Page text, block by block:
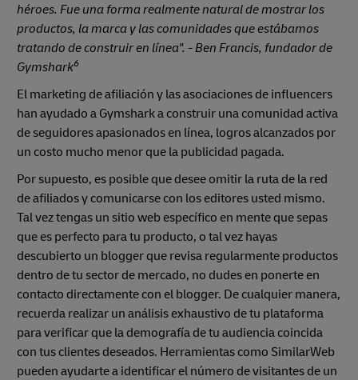
héroes. Fue una forma realmente natural de mostrar los
productos, la marca y las comunidades que estábamos
tratando de construir en línea". - Ben Francis, fundador de
Gymshark6
El marketing de afiliación y las asociaciones de influencers
han ayudado a Gymshark a construir una comunidad activa
de seguidores apasionados en línea, logros alcanzados por
un costo mucho menor que la publicidad pagada.
Por supuesto, es posible que desee omitir la ruta de la red
de afiliados y comunicarse con los editores usted mismo.
Tal vez tengas un sitio web específico en mente que sepas
que es perfecto para tu producto, o tal vez hayas
descubierto un blogger que revisa regularmente productos
dentro de tu sector de mercado, no dudes en ponerte en
contacto directamente con el blogger. De cualquier manera,
recuerda realizar un análisis exhaustivo de tu plataforma
para verificar que la demografía de tu audiencia coincida
con tus clientes deseados. Herramientas como SimilarWeb
pueden ayudarte a identificar el número de visitantes de un